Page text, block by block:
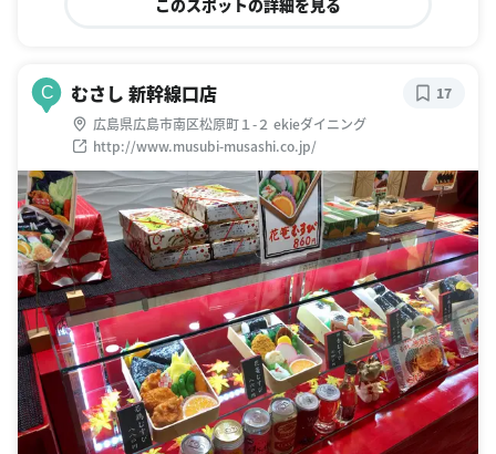
このスポットの詳細を見る
C むさし 新幹線口店
広島県広島市南区松原町１-２ ekieダイニング
http://www.musubi-musashi.co.jp/
17